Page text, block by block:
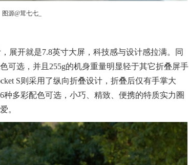
图源@茸七七_
展开就是7.8英寸大屏，科技感与设计感拉满。同
可选，并且255g的机身重量明显轻于其它折叠屏手
S则采用了纵向折叠设计，折叠后仅有手掌大
多彩配色可选，小巧、精致、便携的特质实力圈
。